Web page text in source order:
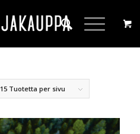
15 Tuotetta per sivu